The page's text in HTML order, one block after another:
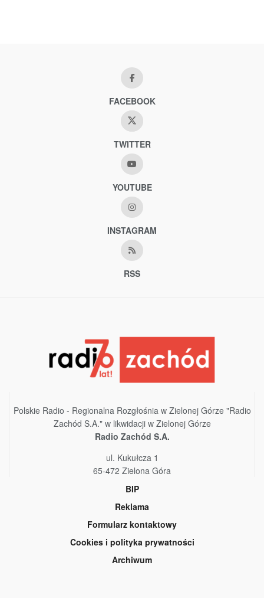
FACEBOOK
TWITTER
YOUTUBE
INSTAGRAM
RSS
Polskie Radio - Regionalna Rozgłośnia w Zielonej Górze "Radio
Zachód S.A." w likwidacji w Zielonej Górze
Radio Zachód S.A.
ul. Kukułcza 1
65-472 Zielona Góra
BIP
Reklama
Formularz kontaktowy
Cookies i polityka prywatności
Archiwum